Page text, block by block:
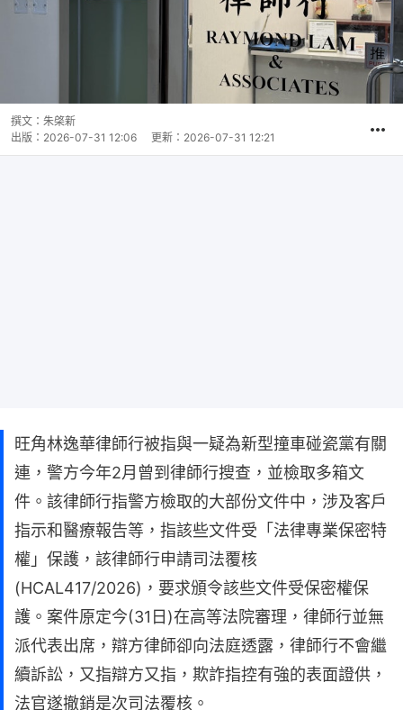
撰文： 朱棨新
出版： 2026-07-31 12:06 更新： 2026-07-31 12:21
旺角林逸華律師行被指與一疑為新型撞車碰瓷黨有關
連，警方今年2月曾到律師行搜查，並檢取多箱文
件。該律師行指警方檢取的大部份文件中，涉及客戶
指示和醫療報告等，指該些文件受「法律專業保密特
權」保護，該律師行申請司法覆核
(HCAL417/2026)，要求頒令該些文件受保密權保
護。案件原定今(31日)在高等法院審理，律師行並無
派代表出席，辯方律師卻向法庭透露，律師行不會繼
續訴訟，又指辯方又指，欺詐指控有強的表面證供，
法官遂撤銷是次司法覆核。